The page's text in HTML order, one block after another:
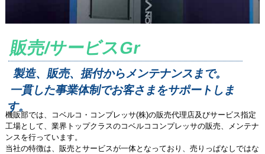
販売/サービスGr
製造、販売、据付からメンテナンスまで。
一貫した事業体制でお客さまをサポートしま
す。
機販部では、コベルコ・コンプレッサ(株)の販売代理店及びサービス指定
工場として、業界トップクラスのコベルココンプレッサの販売、メンテナ
ンスを行っています。
当社の特徴は、販売とサービスが一体となっており、売りっぱなしではな